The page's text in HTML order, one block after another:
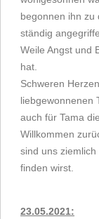
begonnen ihn zu
ständig
Weile Angst und
hat.
Schweren
liebgewonnenen
auch für Tama
Willkommen
sind uns
finden wirst.
23.05.2021: